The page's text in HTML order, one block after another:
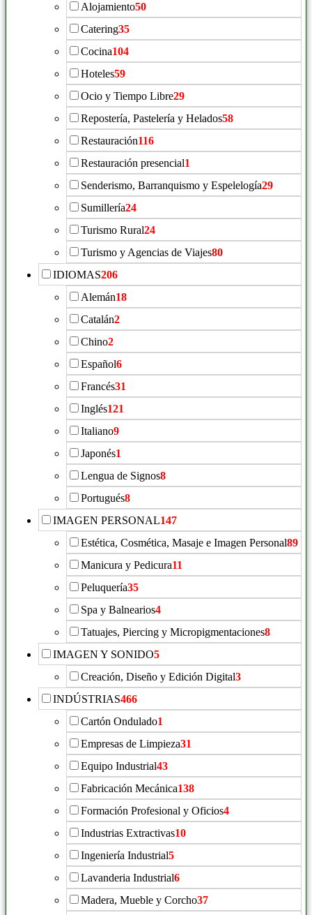
Alojamiento50
Catering35
Cocina104
Hoteles59
Ocio y Tiempo Libre29
Repostería, Pastelería y Helados58
Restauración116
Restauración presencial1
Senderismo, Barranquismo y Espelelogía29
Sumillería24
Turismo Rural24
Turismo y Agencias de Viajes80
IDIOMAS206
Alemán18
Catalán2
Chino2
Español6
Francés31
Inglés121
Italiano9
Japonés1
Lengua de Signos8
Portugués8
IMAGEN PERSONAL147
Estética, Cosmética, Masaje e Imagen Personal89
Manicura y Pedicura11
Peluquería35
Spa y Balnearios4
Tatuajes, Piercing y Micropigmentaciones8
IMAGEN Y SONIDO5
Creación, Diseño y Edición Digital3
INDÚSTRIAS466
Cartón Ondulado1
Empresas de Limpieza31
Equipo Industrial43
Fabricación Mecánica138
Formación Profesional y Oficios4
Industrias Extractivas10
Ingeniería Industrial5
Lavanderia Industrial6
Madera, Mueble y Corcho37